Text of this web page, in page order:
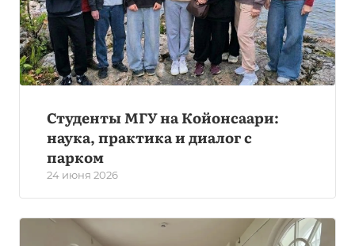
Студенты МГУ на Койонсаари:
наука, практика и диалог с
парком
24 июня 2026